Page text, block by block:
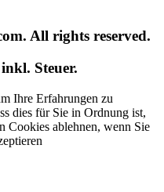
All rights reserved.
Steuer.
Ihre Erfahrungen zu
dies für Sie in Ordnung ist,
Cookies ablehnen, wenn Sie